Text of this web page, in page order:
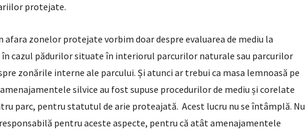
protejate.
afara zonelor protejate vorbim doar despre evaluarea de mediu la
cazul pădurilor situate în interiorul parcurilor naturale sau parcurilor
zonările interne ale parcului. Și atunci ar trebui ca masa lemnoasă pe
silvice au fost supuse procedurilor de mediu și corelate
parc, pentru statutul de arie proteajată. Acest lucru nu se întâmplă. Nu
pentru aceste aspecte, pentru că atât amenajamentele